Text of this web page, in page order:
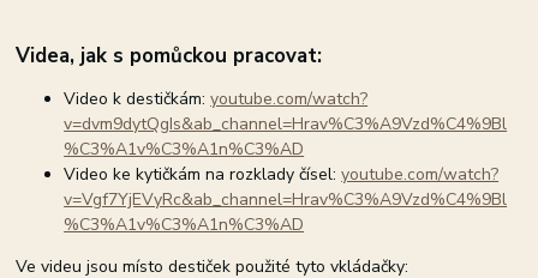
Videa, jak s pomůckou pracovat:
Video k destičkám:youtube.com/watch?
v=dvm9dytQgIs&ab_channel=Hrav%C3%A9Vzd%C4%9Bl
%C3%A1v%C3%A1n%C3%AD
Video ke kytičkám na rozklady čísel:youtube.com/watch?
v=Vgf7YjEVyRc&ab_channel=Hrav%C3%A9Vzd%C4%9Bl
%C3%A1v%C3%A1n%C3%AD
Ve videu jsou místo destiček použité tyto vkládačky: